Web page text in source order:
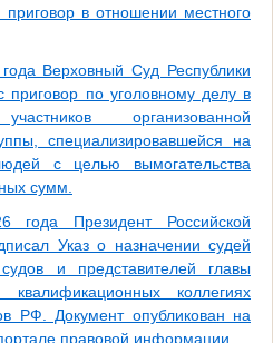
приговор в отношении местного
Верховный Суд Республики
приговор по уголовному делу в
организованной
специализировавшейся на
с целью вымогательства
сумм.
года Президент Российской
Указ о назначении судей
и представителей главы
квалификационных коллегиях
РФ. Документ опубликован на
правовой информации.